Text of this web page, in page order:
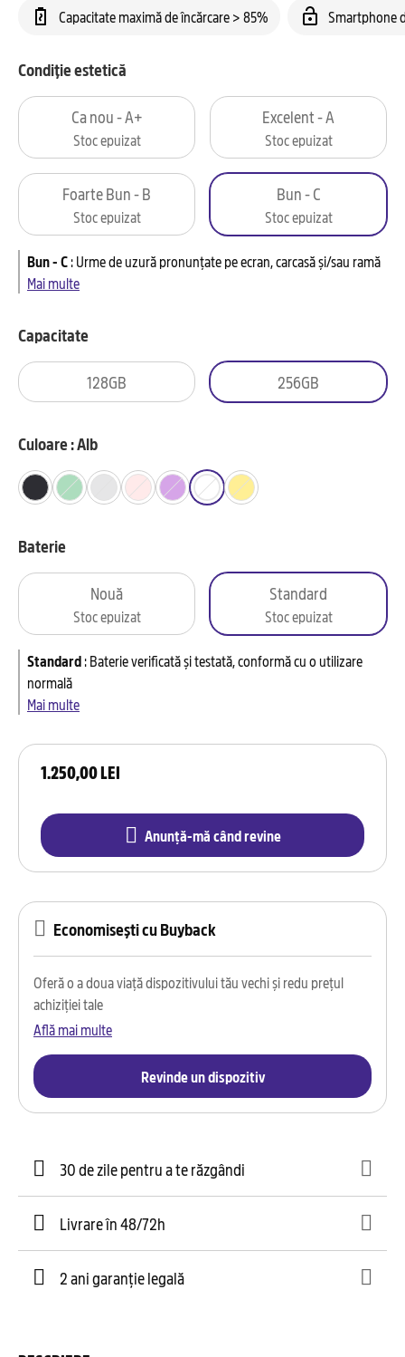
Capacitate maximă de încărcare > 85% Smartphone
1.250,00 LEI
Anunță-mă când revine
Condiție estetică
Ca nou - A+
Stoc epuizat
Excelent - A
Stoc epuizat
Foarte Bun - B
Stoc epuizat
Bun - C
Stoc epuizat
Bun - C:Urme de uzură pronunțate pe ecran, carcasă și/sau ramă
Mai multe
Capacitate
128GB 256GB
Culoare : Alb
Baterie
Nouă
Stoc epuizat
Standard
Stoc epuizat
Standard:Baterie verificată și testată, conformă cu o utilizare
normală
Mai multe
Economisești cu Buyback
Oferă o a doua viață dispozitivului tău vechi și redu prețul
achiziției tale
Află mai multe
Revinde un dispozitiv
30 de zile pentru a te răzgândi
Livrare în 48/72h
2 ani garanție legală